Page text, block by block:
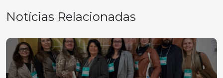
Notícias Relacionadas